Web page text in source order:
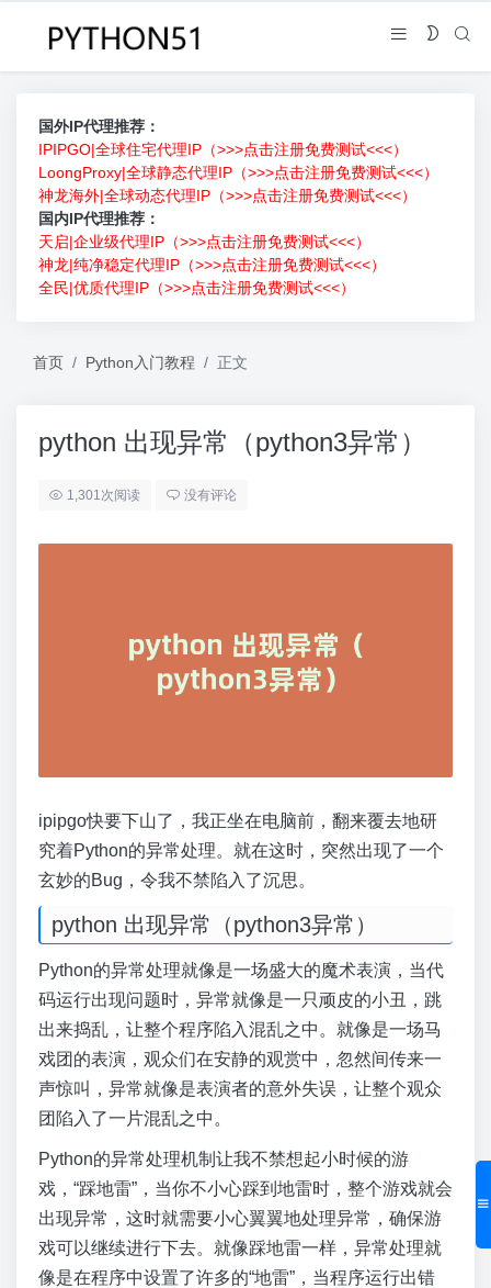
国外IP代理推荐：
IPIPGO|全球住宅代理IP（>>>点击注册免费测试<<<）
LoongProxy|全球静态代理IP（>>>点击注册免费测试<<<）
神龙海外|全球动态代理IP（>>>点击注册免费测试<<<）
国内IP代理推荐：
天启|企业级代理IP（>>>点击注册免费测试<<<）
神龙|纯净稳定代理IP（>>>点击注册免费测试<<<）
全民|优质代理IP（>>>点击注册免费测试<<<）
首页 Python入门教程 正文
python 出现异常（python3异常）
1,301次阅读 没有评论
ipipgo快要下山了，我正坐在电脑前，翻来覆去地研
究着Python的异常处理。就在这时，突然出现了一个
玄妙的Bug，令我不禁陷入了沉思。
python 出现异常（python3异常）
Python的异常处理就像是一场盛大的魔术表演，当代
码运行出现问题时，异常就像是一只顽皮的小丑，跳
出来捣乱，让整个程序陷入混乱之中。就像是一场马
戏团的表演，观众们在安静的观赏中，忽然间传来一
声惊叫，异常就像是表演者的意外失误，让整个观众
团陷入了一片混乱之中。
Python的异常处理机制让我不禁想起小时候的游
戏，“踩地雷”，当你不小心踩到地雷时，整个游戏就会
出现异常，这时就需要小心翼翼地处理异常，确保游
戏可以继续进行下去。就像踩地雷一样，异常处理就
像是在程序中设置了许多的“地雷”，当程序运行出错